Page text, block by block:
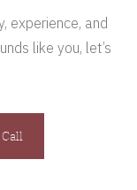
experience, and
like you, let’s